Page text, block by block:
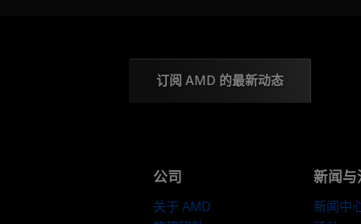
订阅 AMD 的最新动态
公司
关于 AMD
新闻
新闻中